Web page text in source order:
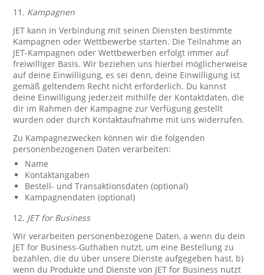
11. Kampagnen
JET kann in Verbindung mit seinen Diensten bestimmte
Kampagnen oder Wettbewerbe starten. Die Teilnahme an
JET-Kampagnen oder Wettbewerben erfolgt immer auf
freiwilliger Basis. Wir beziehen uns hierbei möglicherweise
auf deine Einwilligung, es sei denn, deine Einwilligung ist
gemäß geltendem Recht nicht erforderlich. Du kannst
deine Einwilligung jederzeit mithilfe der Kontaktdaten, die
dir im Rahmen der Kampagne zur Verfügung gestellt
wurden oder durch Kontaktaufnahme mit uns widerrufen.
Zu Kampagnezwecken können wir die folgenden
personenbezogenen Daten verarbeiten:
Name
Kontaktangaben
Bestell- und Transaktionsdaten (optional)
Kampagnendaten (optional)
12. JET for Business
Wir verarbeiten personenbezogene Daten, a wenn du dein
JET for Business-Guthaben nutzt, um eine Bestellung zu
bezahlen, die du über unsere Dienste aufgegeben hast, b)
wenn du Produkte und Dienste von JET for Business nutzt